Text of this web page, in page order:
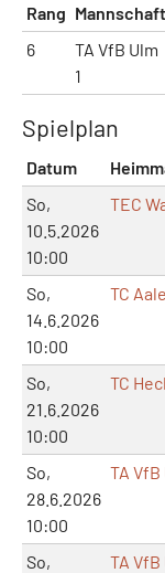
Rang Mannschaft
6
TA VfB Ulm
1
Spielplan
Datum
So,
10.5.2026
10:00
TEC
So,
14.6.2026
10:00
TC
So,
21.6.2026
10:00
TC
So,
28.6.2026
10:00
TA VfB
So,
TA VfB